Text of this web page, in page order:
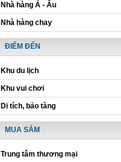
Nhà hàng Á - Âu
Nhà hàng chay
ĐIỂM ĐẾN
Khu du lịch
Khu vui chơi
Di tích, bảo tàng
MUA SẮM
Trung tâm thương mại